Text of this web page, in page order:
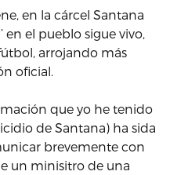
en la cárcel Santana
en el pueblo sigue vivo,
arrojando más
oficial.
que yo he tenido
de Santana) ha sida
brevemente con
un minisitro de una